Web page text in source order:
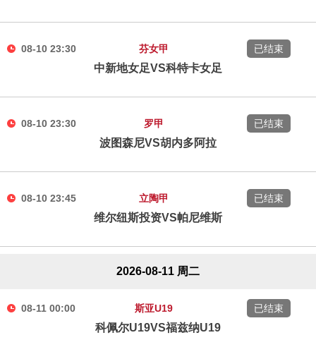
08-10 23:30 芬女甲
中新地女足VS科特卡女足
已结束
08-10 23:30 罗甲
波图森尼VS胡内多阿拉
已结束
08-10 23:45 立陶甲
维尔纽斯投资VS帕尼维斯
已结束
2026-08-11 周二
08-11 00:00 斯亚U19
科佩尔U19VS福兹纳U19
已结束